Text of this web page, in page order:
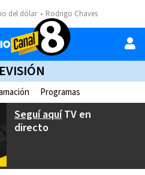
del dólar Rodrigo Chaves
Programas
Seguí aquíTV en
directo